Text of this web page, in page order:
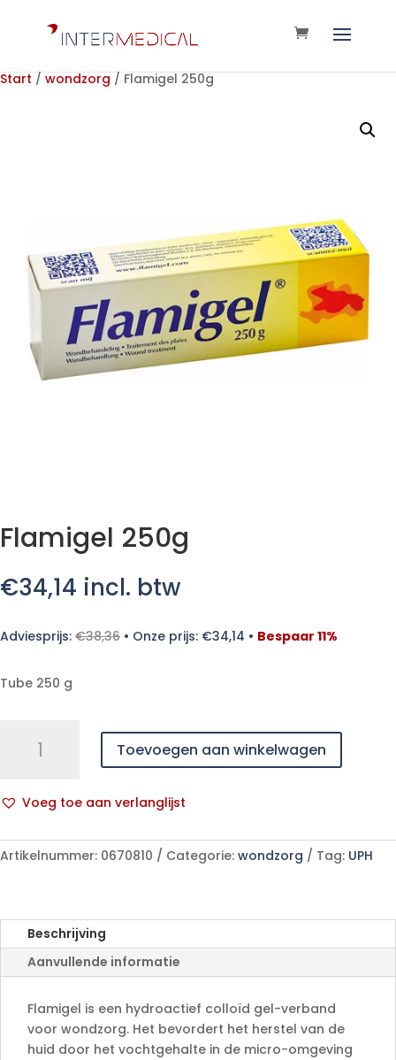
Start / wondzorg / Flamigel 250g
Flamigel 250g
€34,14 incl. btw
Adviesprijs: €38,36 • Onze prijs: €34,14 • Bespaar 11%
Tube 250 g
Toevoegen aan winkelwagen
Voeg toe aan verlanglijst
l
t
n
a
Artikelnummer: 0670810 Categorie: wondzorg Tag: UPH
Beschrijving
Aanvullende informatie
Flamigel is een hydroactief colloïd gel-verband
voor wondzorg. Het bevordert het herstel van de
huid door het vochtgehalte in de micro-omgeving